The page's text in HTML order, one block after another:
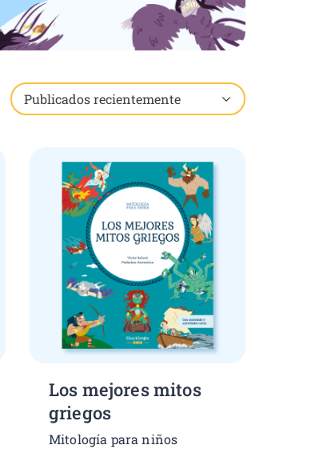
Los mejores mitos
griegos
Mitología para niños